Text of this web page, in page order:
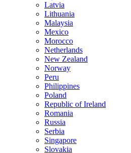
Latvia
Lithuania
Malaysia
Mexico
Morocco
Netherlands
New Zealand
Norway
Peru
Philippines
Poland
Republic of Ireland
Romania
Russia
Serbia
Singapore
Slovakia